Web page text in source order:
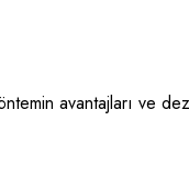
avantajları ve